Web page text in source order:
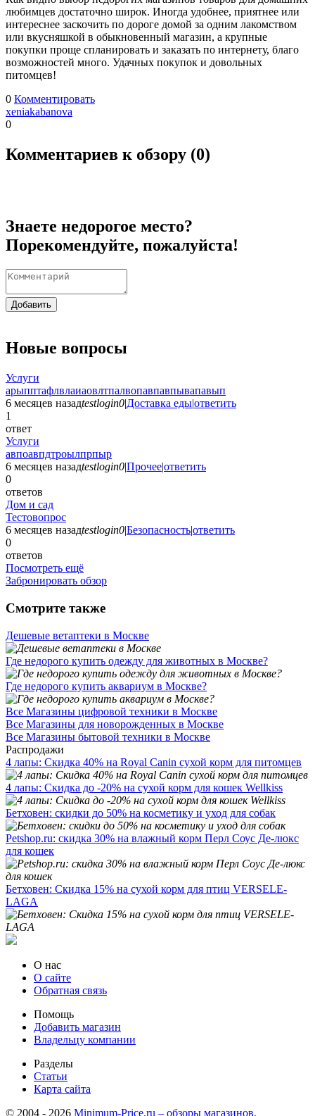
любимцев достаточно широк. Иногда удобнее, приятнее или
интереснее заскочить по дороге домой за одним лакомством
или вкусняшкой в обыкновенный магазин, а крупные
покупки проще спланировать и заказать по интернету, благо
возможностей много. Удачных покупок и довольных
питомцев!
0 Комментировать
xeniakabanova
0
Комментариев к обзору (0)
Знаете недорогое место?
Порекомендуйте, пожалуйста!
Добавить
Новые вопросы
Услуги
арыпптафлвлаиаовлтпалвопавпавпывапавып
6 месяцев назадtestlogin0|Доставка еды|ответить
1
ответ
Услуги
авпоавпдтроылпрпыр
6 месяцев назадtestlogin0|Прочее|ответить
0
ответов
Дом и сад
Тестовопрос
6 месяцев назадtestlogin0|Безопасность|ответить
0
ответов
Посмотреть ещё
Забронировать обзор
Смотрите также
Дешевые ветаптеки в Москве
Где недорого купить одежду для животных в Москве?
Где недорого купить аквариум в Москве?
Все Магазины цифровой техники в Москве
Все Магазины для новорожденных в Москве
Все Магазины бытовой техники в Москве
Распродажи
4 лапы: Скидка 40% на Royal Canin сухой корм для питомцев
4 лапы: Скидка до -20% на сухой корм для кошек Wellkiss
Бетховен: скидки до 50% на косметику и уход для собак
Petshop.ru: скидка 30% на влажный корм Перл Соус Де-люкс
для кошек
Бетховен: Скидка 15% на сухой корм для птиц VERSELE-
LAGA
О нас
О сайте
Обратная связь
Помощь
Добавить магазин
Владельцу компании
Разделы
Статьи
Карта сайта
© 2004 - 2026 Minimum-Price.ru – обзоры магазинов,